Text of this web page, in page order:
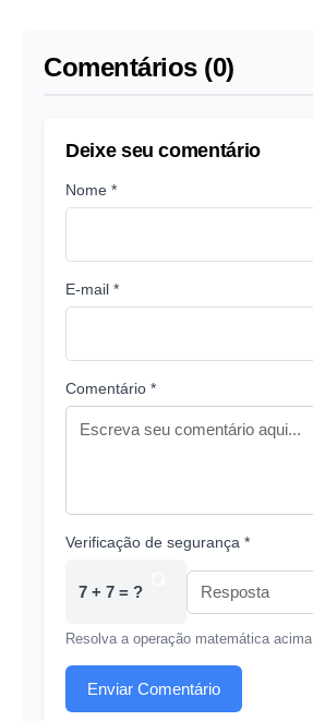
Comentários (0)
Deixe seu comentário
Nome *
E-mail *
Comentário *
Verificação de segurança *
7 + 7 = ?
Resolva a operação matemática acima
Enviar Comentário